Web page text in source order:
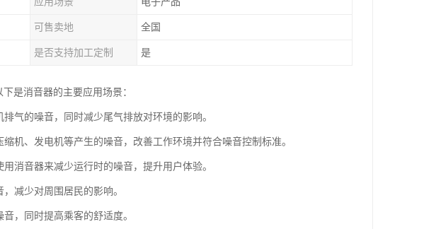
可售卖地 全国
是否支持加工定制 是
是消音器的主要应用场景：
气的噪音，同时减少尾气排放对环境的影响。
机、发电机等产生的噪音，改善工作环境并符合噪音控制标准。
消音器来减少运行时的噪音，提升用户体验。
减少对周围居民的影响。
，同时提高乘客的舒适度。